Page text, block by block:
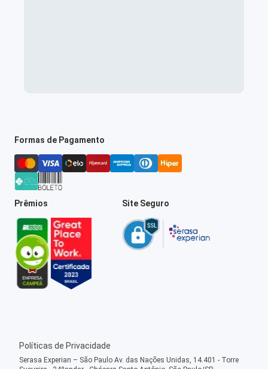
Formas de Pagamento
Prêmios Site Seguro
Políticas de Privacidade
Serasa Experian – São Paulo Av. das Nações Unidas, 14.401 - Torre